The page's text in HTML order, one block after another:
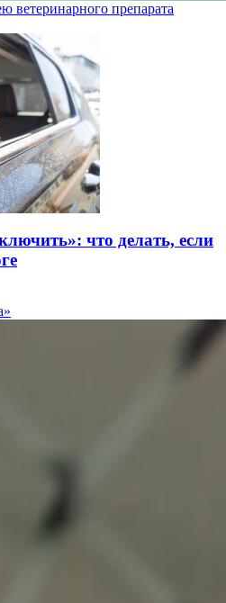
ветеринарного препарата
что делать, если